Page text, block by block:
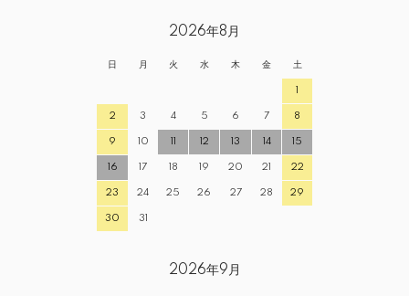
2026年8月
日 月 火 水 木 金 土
1
2 3 4 5 6 7 8
9 10 11 12 13 14 15
16 17 18 19 20 21 22
23 24 25 26 27 28 29
30 31
2026年9月